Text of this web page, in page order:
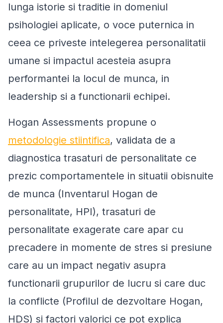
lunga istorie si traditie in domeniul
psihologiei aplicate, o voce puternica in
ceea ce priveste intelegerea personalitatii
umane si impactul acesteia asupra
performantei la locul de munca, in
leadership si a functionarii echipei.
Hogan Assessments propune o
metodologie stiintifica, validata de a
diagnostica trasaturi de personalitate ce
prezic comportamentele in situatii obisnuite
de munca (Inventarul Hogan de
personalitate, HPI), trasaturi de
personalitate exagerate care apar cu
precadere in momente de stres si presiune
care au un impact negativ asupra
functionarii grupurilor de lucru si care duc
la conflicte (Profilul de dezvoltare Hogan,
HDS) si factori valorici ce pot explica